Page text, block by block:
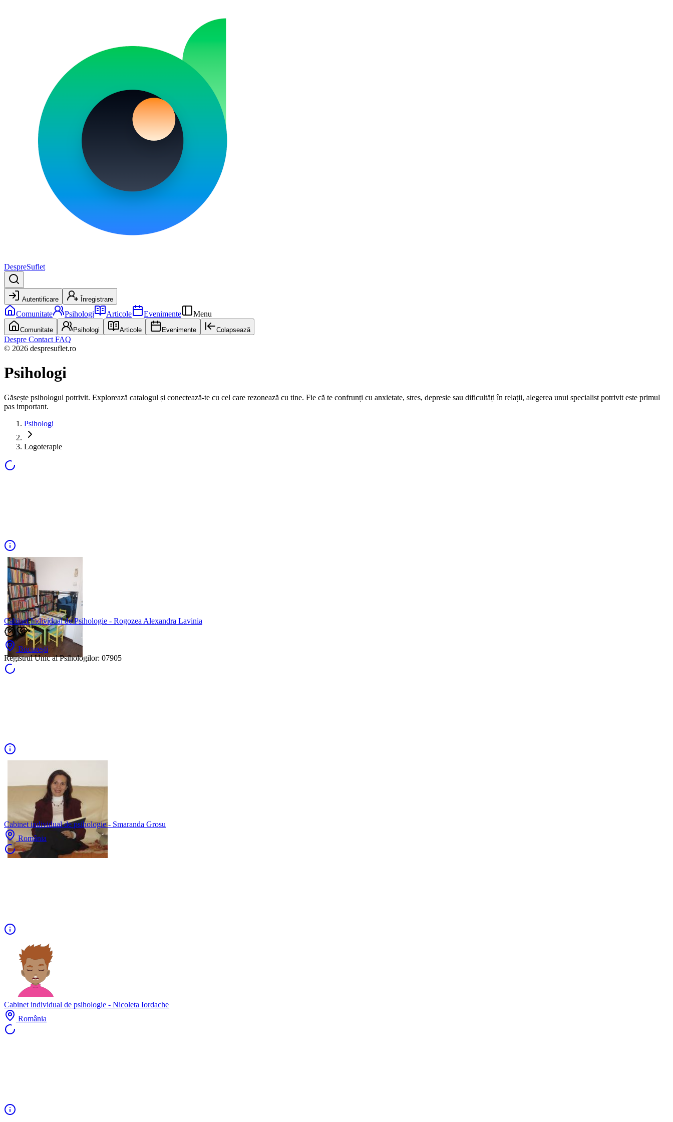
DespreSuflet
Autentificare Înregistrare
Comunitate Psihologi Articole Evenimente Menu
Comunitate Psihologi Articole Evenimente Colapsează
Despre Contact FAQ
© 2026 despresuflet.ro
Psihologi
Găsește psihologul potrivit. Explorează catalogul și conectează-te cu cel care rezonează cu tine. Fie că te confrunți cu anxietate, stres, depresie sau dificultăți în relații, alegerea unui specialist potrivit este primul
pas important.
Psihologi
Logoterapie
Cabinet Individual de Psihologie - Rogozea Alexandra Lavinia
București
Registrul Unic al Psihologilor: 07905
Cabinet individual de psihologie - Smaranda Grosu
România
Cabinet individual de psihologie - Nicoleta Iordache
România